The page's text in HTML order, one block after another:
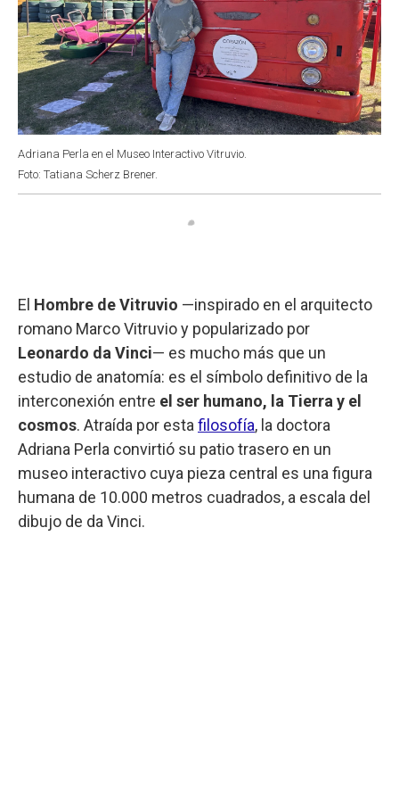
Adriana Perla en el Museo Interactivo Vitruvio.
Foto: Tatiana Scherz Brener.
El Hombre de Vitruvio —inspirado en el arquitecto
romano Marco Vitruvio y popularizado por
Leonardo da Vinci— es mucho más que un
estudio de anatomía: es el símbolo definitivo de la
interconexión entre el ser humano, la Tierra y el
cosmos. Atraída por esta filosofía, la doctora
Adriana Perla convirtió su patio trasero en un
museo interactivo cuya pieza central es una figura
humana de 10.000 metros cuadrados, a escala del
dibujo de da Vinci.